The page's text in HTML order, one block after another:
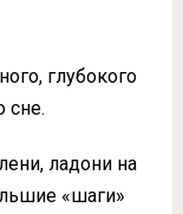
глубокого
сне.
ладони на
«шаги»